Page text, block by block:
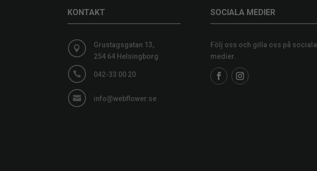
KONTAKT

Grustagsgatan 13,
254 64 Helsingborg
 042-33 00 20
 info@webflower.se
SOCIALA MEDIER
Följ oss och gilla oss på sociala
medier.